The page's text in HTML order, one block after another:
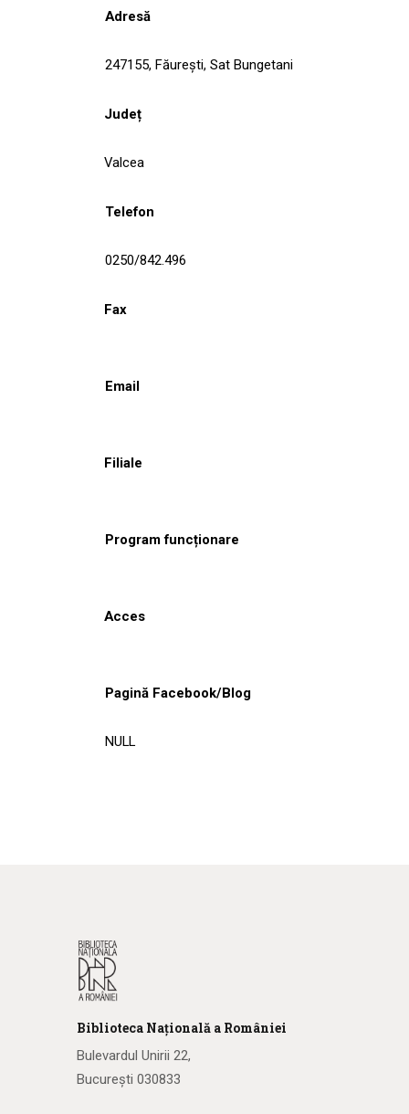
Adresă
247155, Făureşti, Sat Bungetani
Județ
Valcea
Telefon
0250/842.496
Fax
Email
Filiale
Program funcționare
Acces
Pagină Facebook/Blog
NULL
Biblioteca Națională a României
Bulevardul Unirii 22,
București 030833